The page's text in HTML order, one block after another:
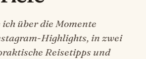
über die Momente
Highlights, in zwei
Reisetipps und